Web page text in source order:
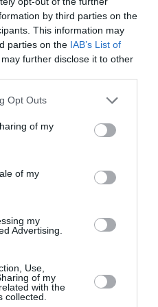
by third parties on the
This information may
parties on the IAB’s List of
further disclose it to other
Opt Outs
of my
of my
my
Advertising.
Use,
of my
with the
collected.
τα τελευταία νέα για
Culturenow.gr
Άρθρα
Ελένη Μπουκαούρη